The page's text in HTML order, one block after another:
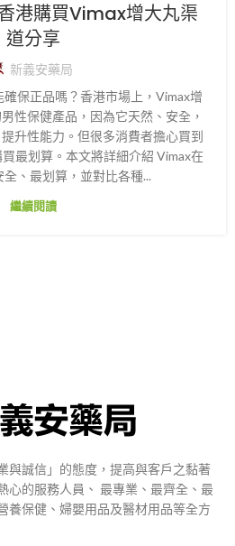
港購買Vimax增大丸渠
道分享
新義安藥局
保正品嗎？香港市場上，Vimax增
性保健產品，因為它天然、安全，
升性能力。但很多消費者擔心買到
最划算。本文將詳細介紹 Vimax在
、最划算，並對比各種...
繼續閱讀
與誠信」的態度，提高與客戶之黏著
心的服務人員、 最專業、最齊全、最
養保健、婦嬰用品及醫材用品等全方